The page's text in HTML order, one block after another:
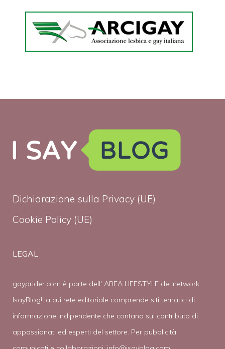
Dichiarazione sulla Privacy (UE)
Cookie Policy (UE)
LEGAL
gayprider.com è parte dell' AREA LIFESTYLE del network
IsayBlog! la cui rete editoriale comprende siti tematici di
informazione indipendente che contano sul contributo di
appassionati ed esperti del settore. Per pubblicità,